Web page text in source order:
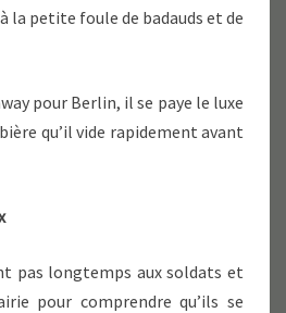
la petite foule de badauds et de
pour Berlin, il se paye le luxe
qu’il vide rapidement avant
pas longtemps aux soldats et
pour comprendre qu’ils se